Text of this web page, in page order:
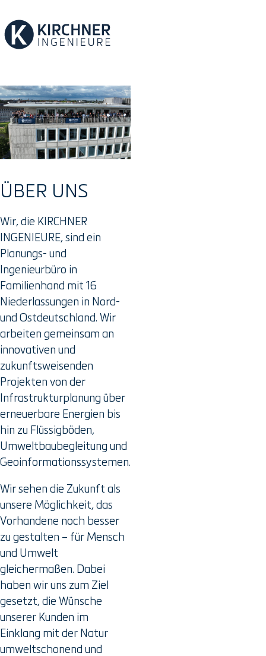
ÜBER UNS
Wir, die KIRCHNER
INGENIEURE, sind ein
Planungs- und
Ingenieurbüro in
Familienhand mit 16
Niederlassungen in Nord-
und Ostdeutschland. Wir
arbeiten gemeinsam an
innovativen und
zukunftsweisenden
Projekten von der
Infrastrukturplanung über
erneuerbare Energien bis
hin zu Flüssigböden,
Umweltbaubegleitung und
Geoinformationssystemen.
Wir sehen die Zukunft als
unsere Möglichkeit, das
Vorhandene noch besser
zu gestalten – für Mensch
und Umwelt
gleichermaßen. Dabei
haben wir uns zum Ziel
gesetzt, die Wünsche
unserer Kunden im
Einklang mit der Natur
umweltschonend und